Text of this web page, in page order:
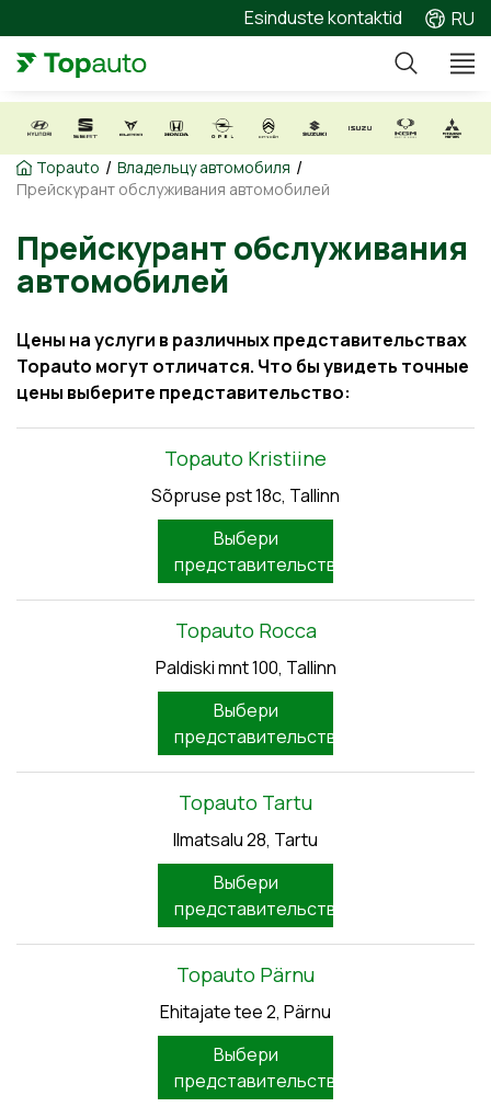
Esinduste kontaktid RU
Topauto / Владельцу автомобиля /
Прейскурант обслуживания автомобилей
Прейскурант
Цены на услуги в различных представительствах
Topauto могут отличатся. Что бы увидеть точные
цены выберите представительство:
Topauto Kristiine
Sõpruse pst 18c, Tallinn
Выбери
представительство
Topauto Rocca
Paldiski mnt 100, Tallinn
Выбери
представительство
Topauto Tartu
Ilmatsalu 28, Tartu
Выбери
представительство
Topauto Pärnu
Ehitajate tee 2, Pärnu
Выбери
представительство